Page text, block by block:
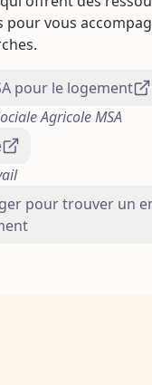
pour vous
pour le logement
Agricole MSA
pour trouver un